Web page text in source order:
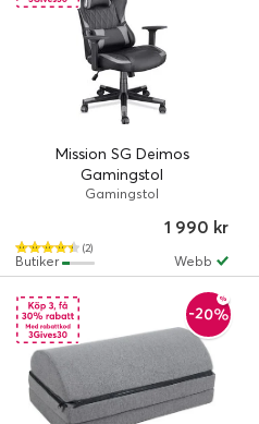
Mission SG Deimos
Gamingstol
Gamingstol
(2)
1 990 kr
Webb
Butiker
-20%